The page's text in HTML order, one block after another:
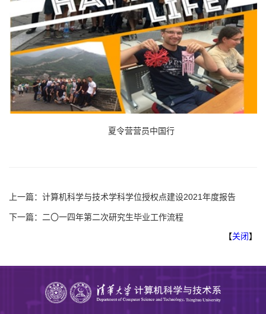
夏令营营员中国行
上一篇： 计算机科学与技术学科学位授权点建设2021年度报告
下一篇： 二〇一四年第二次研究生毕业工作流程
【关闭】